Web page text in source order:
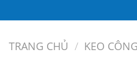
TRANG CHỦ / KEO